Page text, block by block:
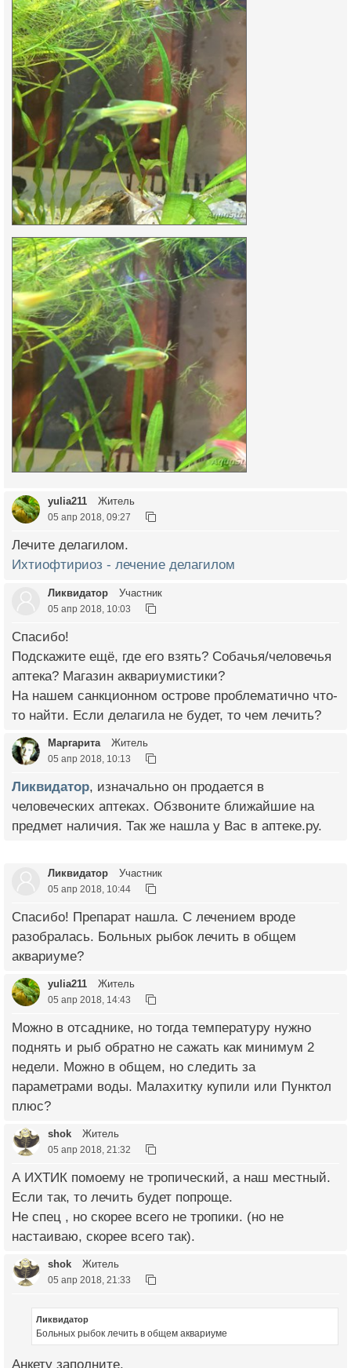
yulia211 Житель
05 апр 2018, 09:27
Лечите делагилом.
Ихтиофтириоз - лечение делагилом
Ликвидатор Участник
05 апр 2018, 10:03
Спасибо!
Подскажите ещё, где его взять? Собачья/человечья
аптека? Магазин аквариумистики?
На нашем санкционном острове проблематично что-
то найти. Если делагила не будет, то чем лечить?
Маргарита Житель
05 апр 2018, 10:13
Ликвидатор, изначально он продается в
человеческих аптеках. Обзвоните ближайшие на
предмет наличия. Так же нашла у Вас в аптеке.ру.
Ликвидатор Участник
05 апр 2018, 10:44
Спасибо! Препарат нашла. С лечением вроде
разобралась. Больных рыбок лечить в общем
аквариуме?
yulia211 Житель
05 апр 2018, 14:43
Можно в отсаднике, но тогда температуру нужно
поднять и рыб обратно не сажать как минимум 2
недели. Можно в общем, но следить за
параметрами воды. Малахитку купили или Пунктол
плюс?
shok Житель
05 апр 2018, 21:32
А ИХТИК помоему не тропический, а наш местный.
Если так, то лечить будет попроще.
Не спец , но скорее всего не тропики. (но не
настаиваю, скорее всего так).
shok Житель
05 апр 2018, 21:33
Ликвидатор
Больных рыбок лечить в общем аквариуме
Анкету заполните.